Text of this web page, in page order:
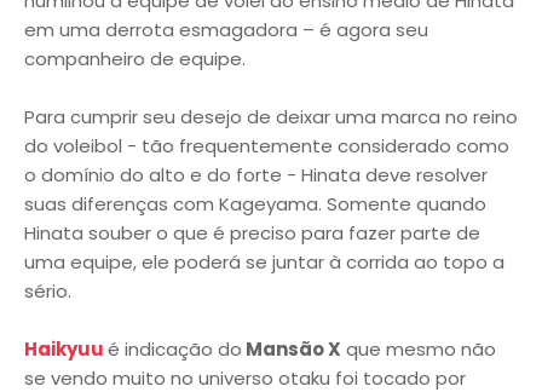
em uma derrota esmagadora – é agora seu
companheiro de equipe.
Para cumprir seu desejo de deixar uma marca no reino
do voleibol - tão frequentemente considerado como
o domínio do alto e do forte - Hinata deve resolver
suas diferenças com Kageyama. Somente quando
Hinata souber o que é preciso para fazer parte de
uma equipe, ele poderá se juntar à corrida ao topo a
sério.
Haikyuué indicação do Mansão X que mesmo não
se vendo muito no universo otaku foi tocado por